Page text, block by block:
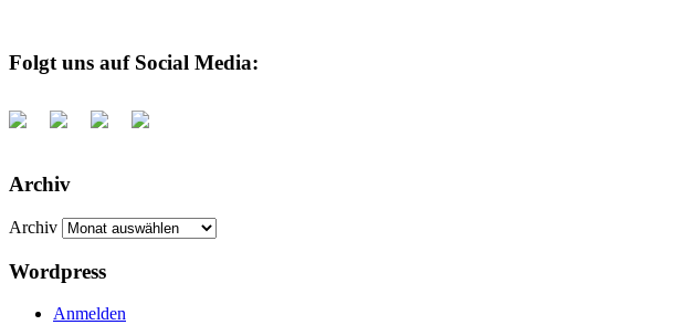
Folgt uns auf Social Media:
Archiv
Archiv
Wordpress
Anmelden